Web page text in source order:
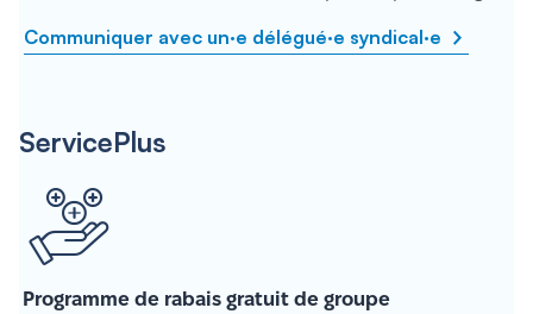
Communiquer avec un·e délégué·e syndical·e
ServicePlus
Programme de rabais gratuit de groupe